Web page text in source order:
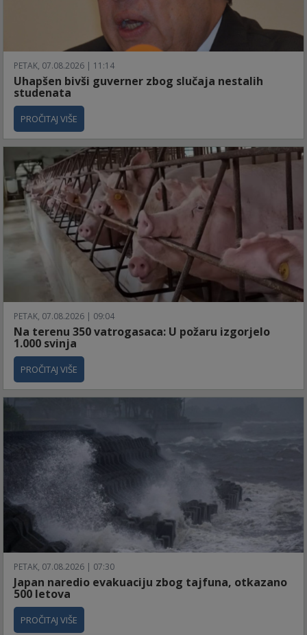
PETAK, 07.08.2026 | 11:14
Uhapšen bivši guverner zbog slučaja nestalih
studenata
PROČITAJ VIŠE
PETAK, 07.08.2026 | 09:04
Na terenu 350 vatrogasaca: U požaru izgorjelo
1.000 svinja
PROČITAJ VIŠE
PETAK, 07.08.2026 | 07:30
Japan naredio evakuaciju zbog tajfuna, otkazano
500 letova
PROČITAJ VIŠE